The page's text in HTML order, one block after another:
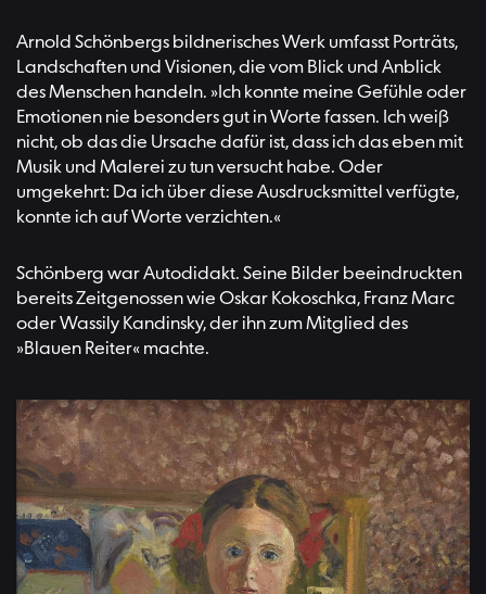
Arnold Schönbergs bildnerisches Werk umfasst Porträts,
Landschaften und Visionen, die vom Blick und Anblick
des Menschen handeln. »Ich konnte meine Gefühle oder
Emotionen nie besonders gut in Worte fassen. Ich weiß
nicht, ob das die Ursache dafür ist, dass ich das eben mit
Musik und Malerei zu tun versucht habe. Oder
umgekehrt: Da ich über diese Ausdrucksmittel verfügte,
konnte ich auf Worte verzichten.«
Schönberg war Autodidakt. Seine Bilder beeindruckten
bereits Zeitgenossen wie Oskar Kokoschka, Franz Marc
oder Wassily Kandinsky, der ihn zum Mitglied des
»Blauen Reiter« machte.